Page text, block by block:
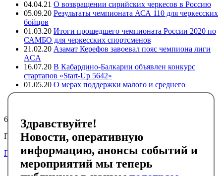
04.04.21 О возвращении сирийских черкесов в Россию
05.09.20 Результаты чемпионата АСА 110 для черкесских
бойцов
01.03.20 Итоги прошедшего чемпионата России 2020 по
САМБО для черкесских спортсменов
21.02.20 Азамат Керефов завоевал пояс чемпиона лиги
ACA
16.07.20 В Кабардино-Балкарии объявлен конкурс
стартапов «Start-Up 5642»
01.05.20 О мерах поддержки малого и среднего
предпринимательства в регионах компактного
6432
Подписывайтесь на черкесский инфоканал в Telegram
Подписаться
Главная
Здравствуйте!
Новости, оперативную
информацию, анонсы событий и
мероприятий мы теперь